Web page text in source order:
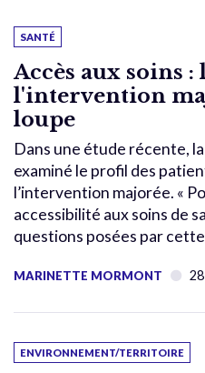
SANTÉ
Accès aux soins
l'intervention
loupe
Dans une étude récente,
examiné le profil des
l’intervention majorée. «
accessibilité aux soins de
questions posées par
MARINETTE MORMONT
ENVIRONNEMENT/TERRITOIRE